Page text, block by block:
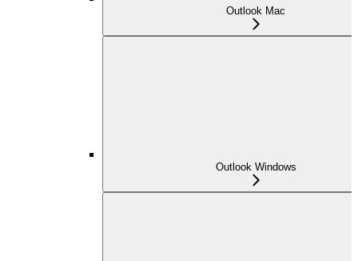
Outlook Mac
Outlook Windows